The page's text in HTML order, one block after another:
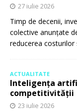
27 iulie 2026
Timp de decenii,
colective anunțate
reducerea
ACTUALITATE
Inteligența
competitivității
23 iulie 2026